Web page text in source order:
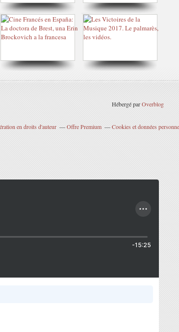
Hébergé parOverblog
en droits d'auteur Offre Premium Cookies et données
-15:25